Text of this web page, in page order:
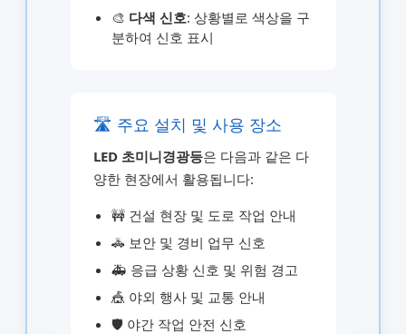
🎨 다색 신호: 상황별로 색상을 구
분하여 신호 표시
🛣️ 주요 설치 및 사용 장소
LED 초미니경광등은 다음과 같은 다
양한 현장에서 활용됩니다:
🚧 건설 현장 및 도로 작업 안내
🚓 보안 및 경비 업무 신호
🚑 응급 상황 신호 및 위험 경고
🎪 야외 행사 및 교통 안내
🛡️ 야간 작업 안전 신호